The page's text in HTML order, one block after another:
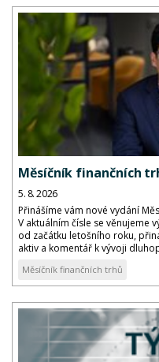
Měsíčník finančních
5. 8. 2026
Přinášíme vám nové vydání
V aktuálním čísle se věnujeme
od začátku letošního roku,
aktiv a komentář k vývoji
Měsíčník finančních trhů